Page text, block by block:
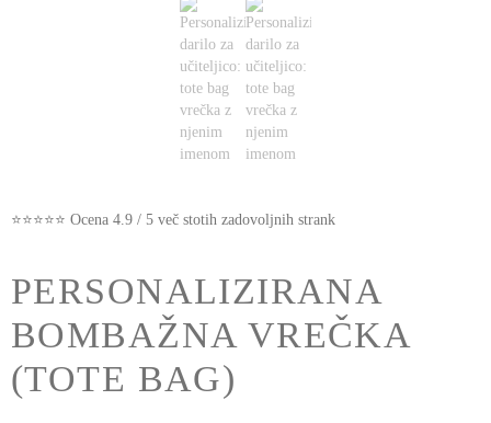
⭐⭐⭐⭐⭐ Ocena 4.9 / 5 več stotih zadovoljnih strank
PERSONALIZIRANA
BOMBAŽNA VREČKA
(TOTE BAG)